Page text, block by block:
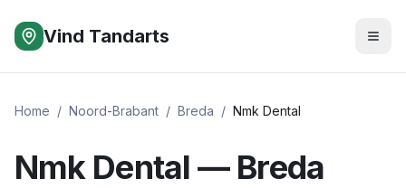
Vind Tandarts
Home / Noord-Brabant / Breda / Nmk Dental
Nmk Dental — Breda